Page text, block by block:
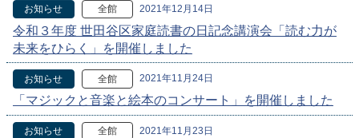
お知らせ 全館 2021年12月14日
令和３年度 世田谷区家庭読書の日記念講演会「読む力が
未来をひらく」を開催しました
お知らせ 全館 2021年11月24日
「マジックと音楽と絵本のコンサート」を開催しました
お知らせ 全館 2021年11月23日